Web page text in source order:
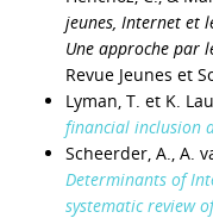
jeunes, Internet et
Une approche par
Revue Jeunes et
Lyman, T. et K.
financial inclusion
Scheerder, A., A.
Determinants of
systematic review